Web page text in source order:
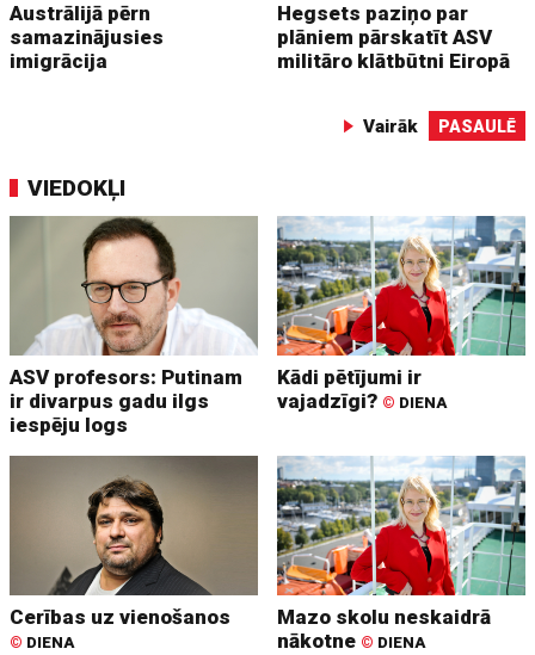
Austrālijā pērn
samazinājusies
imigrācija
Hegsets paziņo par
plāniem pārskatīt ASV
militāro klātbūtni Eiropā
Vairāk PASAULĒ
VIEDOKĻI
ASV profesors: Putinam
ir divarpus gadu ilgs
iespēju logs
Kādi pētījumi ir
vajadzīgi? © DIENA
Cerības uz vienošanos
© DIENA
Mazo skolu neskaidrā
nākotne © DIENA